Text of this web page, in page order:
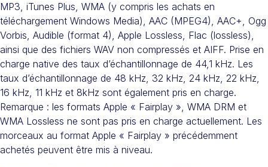
MP3, iTunes Plus, WMA (y compris les achats en
téléchargement Windows Media), AAC (MPEG4), AAC+, Ogg
Vorbis, Audible (format 4), Apple Lossless, Flac (lossless),
ainsi que des fichiers WAV non compressés et AIFF. Prise en
charge native des taux d’échantillonnage de 44,1 kHz. Les
taux d’échantillonnage de 48 kHz, 32 kHz, 24 kHz, 22 kHz,
16 kHz, 11 kHz et 8kHz sont également pris en charge.
Remarque : les formats Apple « Fairplay », WMA DRM et
WMA Lossless ne sont pas pris en charge actuellement. Les
morceaux au format Apple « Fairplay » précédemment
achetés peuvent être mis à niveau.